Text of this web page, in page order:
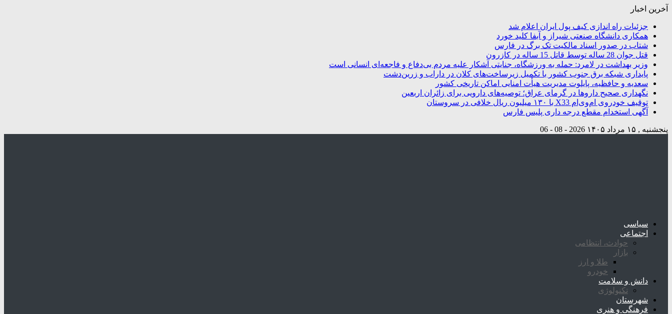
آخرین اخبار
جزئیات راه اندازی کیف پول ایران اعلام شد
همکاری دانشگاه صنعتی شیراز و آبفا کلید خورد
شتاب در صدور اسناد مالکیت تک برگ در فارس
قتل جوان 28 ساله توسط قاتل 15 ساله در کازرون
وزیر بهداشت در لامرد: حمله به ورزشگاه، جنایتی آشکار علیه مردم بی‌دفاع و فاجعه‌ای انسانی است
پایداری شبکه برق جنوب کشور با تکمیل زیرساخت‌های کلان در داراب و زرین‌دشت
سعدیه و حافظیه، پایلوت مدیریت هیأت امنایی اماکن تاریخی کشور
نگهداری صحیح داروها در گرمای عراق؛ توصیه‌های دارویی برای زائران اربعین
توقیف خودروی ام‌وی‌ام X33 با ۱۳۰ میلیون ریال خلافی در سروستان
آگهی استخدام مقطع درجه داری پلیس فارس
پنجشنبه , ۱۵ مرداد ۱۴۰۵ 2026 - 08 - 06
سیاسی
اجتماعی
حوادث، انتظامی
بازار
طلا و ارز
خودرو
دانش و سلامت
تکنولوژی
شهرستان
فرهنگی و هنری